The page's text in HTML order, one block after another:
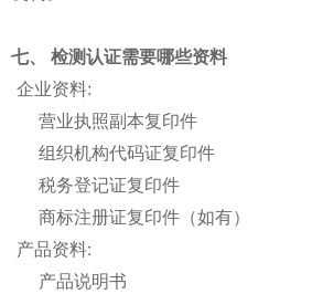
七、 检测认证需要哪些资料
企业资料:
营业执照副本复印件
组织机构代码证复印件
税务登记证复印件
商标注册证复印件（如有）
产品资料:
产品说明书